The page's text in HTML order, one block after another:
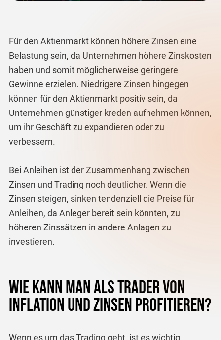
Für den Aktienmarkt können höhere Zinsen eine
Belastung sein, da Unternehmen höhere Zinskosten
haben und somit möglicherweise geringere
Gewinne erzielen. Niedrigere Zinsen hingegen
können für den Aktienmarkt positiv sein, da
Unternehmen günstiger kreden aufnehmen können,
um ihr Geschäft zu expandieren oder zu
verbessern.
Bei Anleihen ist der Zusammenhang zwischen
Zinsen und Trading noch deutlicher. Wenn die
Zinsen steigen, sinken tendenziell die Preise für
Anleihen, da Anleger bereit sein könnten, zu
höheren Zinssätzen in andere Anlagen zu
investieren.
Wie kann man als Trader von
Inflation und Zinsen profitieren?
Wenn es um das Trading geht, ist es wichtig,